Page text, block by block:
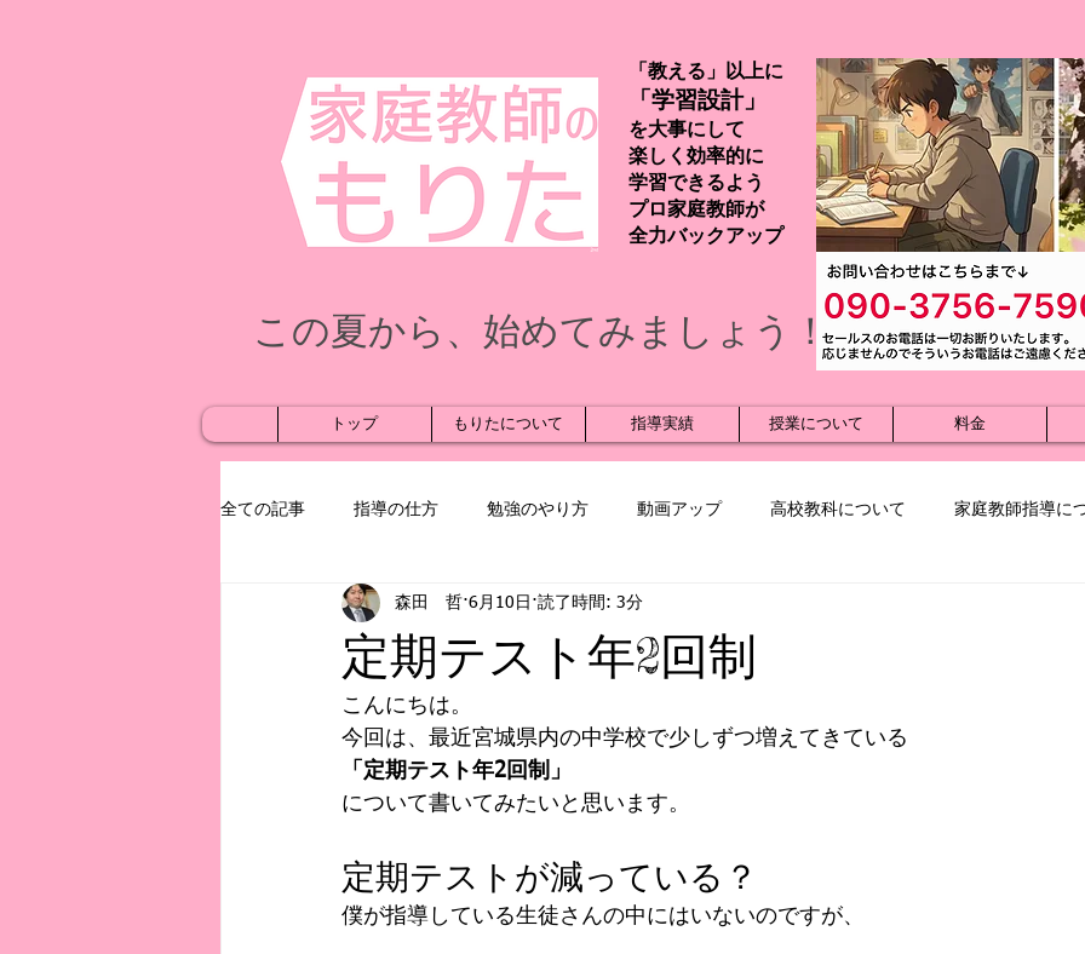
「教える」以上に
「学習設計」
を大事にして
楽しく効率的に
学習できるよう
プロ家庭教師が
​全力バックアップ
この夏から、始めてみましょう！
トップ もりたについて 指導実績 授業について 料金
全ての記事 指導の仕方 勉強のやり方 動画アップ 高校教科について 家庭教師指導に
初記事 教育事情 ジ・アフター
定期テスト年2回制
森田 哲 6月10日 読了時間: 3分
こんにちは。
今回は、最近宮城県内の中学校で少しずつ増えてきている
「定期テスト年2回制」
について書いてみたいと思います。
定期テストが減っている？
僕が指導している生徒さんの中にはいないのですが、